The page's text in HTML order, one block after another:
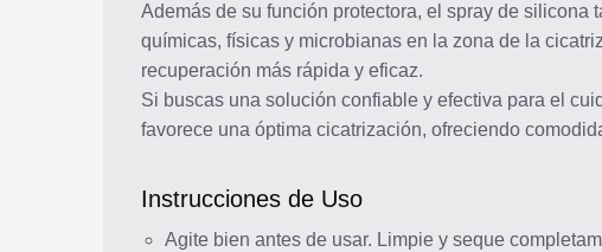
Además de su función protectora, el spray de
químicas, físicas y microbianas en la zona de la
recuperación más rápida y eficaz.
Si buscas una solución confiable y efectiva para el
favorece una óptima cicatrización, ofreciendo
Instrucciones de Uso
Agite bien antes de usar. Limpie y seque